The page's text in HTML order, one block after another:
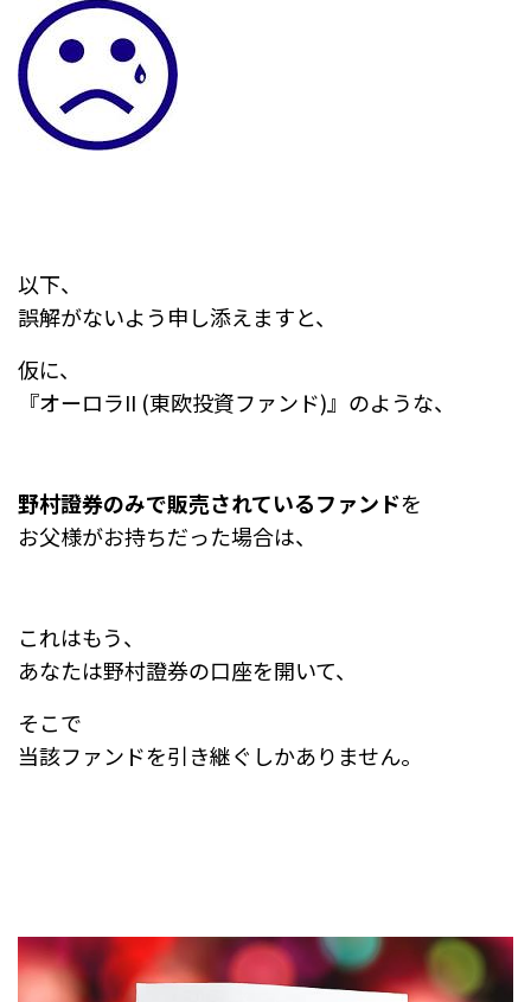
以下、
誤解がないよう申し添えますと、
仮に、
『オーロラII (東欧投資ファンド)』のような、
野村證券のみで販売されているファンドを
お父様がお持ちだった場合は、
これはもう、
あなたは野村證券の口座を開いて、
そこで
当該ファンドを引き継ぐしかありません。